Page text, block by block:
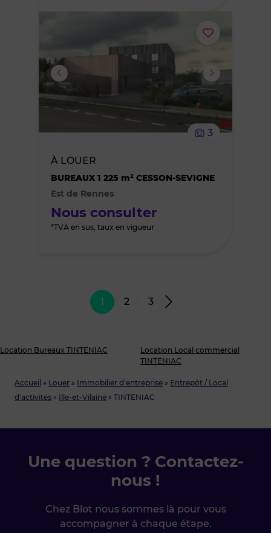
Accueil » Louer » Immobilier d'entreprise » Entrepôt / Local
d’activités » Ille-et-Vilaine » TINTENIAC
Ajouter
supprimer
le
des
3
À LOUER
BUREAUX 1 225 m² CESSON-SEVIGNE
Est de Rennes
Nous consulter
*TVA en sus, taux en vigueur
1 2 3
Location Bureaux TINTENIAC
Location Local commercial
TINTENIAC
Une question ? Contactez-
nous !
Chez Blot nous sommes là pour vous
accompagner à chaque étape.